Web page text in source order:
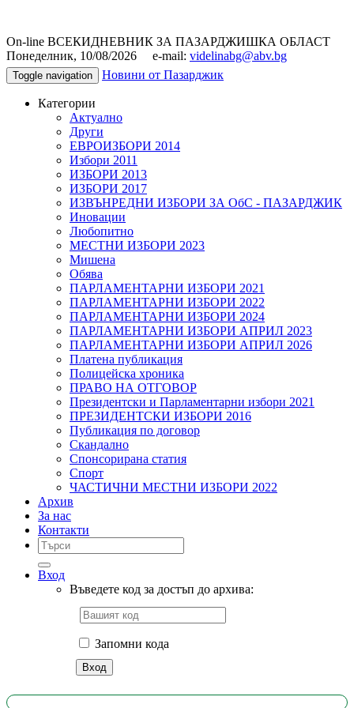
On-line ВСЕКИДНЕВНИК ЗА ПАЗАРДЖИШКА ОБЛАСТ
Понеделник, 10/08/2026 e-mail: videlinabg@abv.bg
Toggle navigation Новини от Пазарджик
Категории
Актуално
Други
ЕВРОИЗБОРИ 2014
Избори 2011
ИЗБОРИ 2013
ИЗБОРИ 2017
ИЗВЪНРЕДНИ ИЗБОРИ ЗА ОбС - ПАЗАРДЖИК
Иновации
Любопитно
МЕСТНИ ИЗБОРИ 2023
Мишена
Обява
ПАРЛАМЕНТАРНИ ИЗБОРИ 2021
ПАРЛАМЕНТАРНИ ИЗБОРИ 2022
ПАРЛАМЕНТАРНИ ИЗБОРИ 2024
ПАРЛАМЕНТАРНИ ИЗБОРИ АПРИЛ 2023
ПАРЛАМЕНТАРНИ ИЗБОРИ АПРИЛ 2026
Платена публикация
Полицейска хроника
ПРАВО НА ОТГОВОР
Президентски и Парламентарни избори 2021
ПРЕЗИДЕНТСКИ ИЗБОРИ 2016
Публикация по договор
Скандално
Спонсорирана статия
Спорт
ЧАСТИЧНИ МЕСТНИ ИЗБОРИ 2022
Архив
За нас
Контакти
Вход
Въведете код за достъп до архива:
Запомни кода
Вход